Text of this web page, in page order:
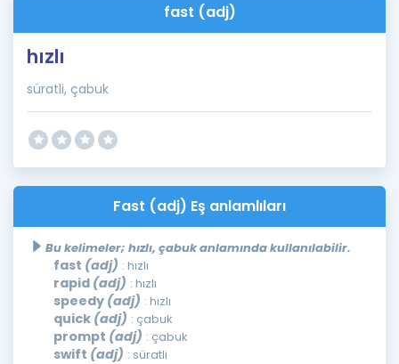
fast (adj)
hızlı
süratli, çabuk
Fast (adj) Eş anlamlıları
Bu kelimeler; hızlı, çabuk anlamında kullanılabilir.
fast (adj) : hızlı
rapid (adj) : hızlı
speedy (adj) : hızlı
quick (adj) : çabuk
prompt (adj) : çabuk
swift (adj) : süratli